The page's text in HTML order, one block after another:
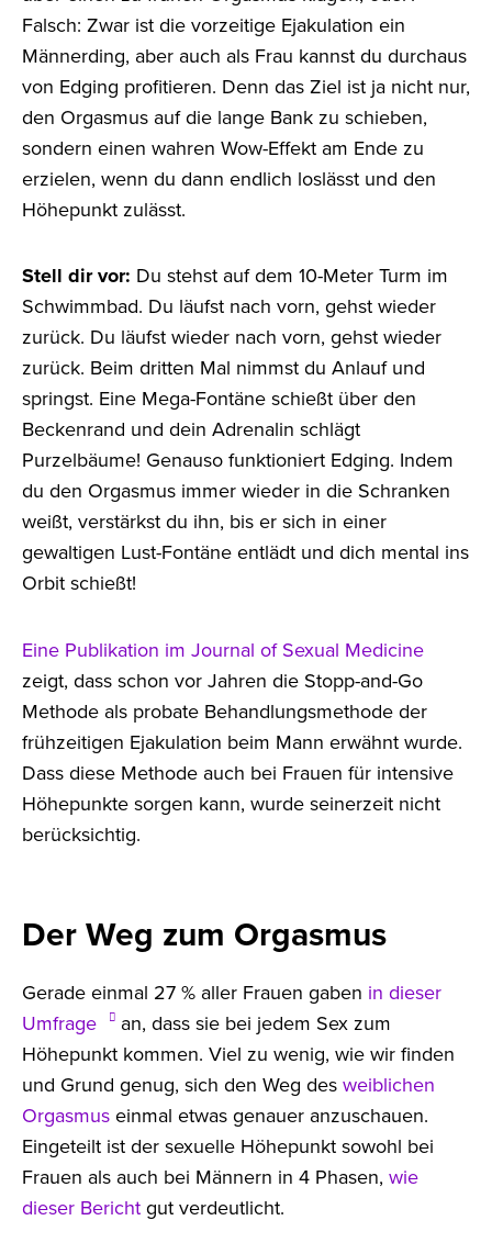
Falsch: Zwar ist die vorzeitige Ejakulation ein
Männerding, aber auch als Frau kannst du durchaus
von Edging profitieren. Denn das Ziel ist ja nicht nur,
den Orgasmus auf die lange Bank zu schieben,
sondern einen wahren Wow-Effekt am Ende zu
erzielen, wenn du dann endlich loslässt und den
Höhepunkt zulässt.
Stell dir vor: Du stehst auf dem 10-Meter Turm im
Schwimmbad. Du läufst nach vorn, gehst wieder
zurück. Du läufst wieder nach vorn, gehst wieder
zurück. Beim dritten Mal nimmst du Anlauf und
springst. Eine Mega-Fontäne schießt über den
Beckenrand und dein Adrenalin schlägt
Purzelbäume! Genauso funktioniert Edging. Indem
du den Orgasmus immer wieder in die Schranken
weißt, verstärkst du ihn, bis er sich in einer
gewaltigen Lust-Fontäne entlädt und dich mental ins
Orbit schießt!
Eine Publikation im Journal of Sexual Medicine
zeigt, dass schon vor Jahren die Stopp-and-Go
Methode als probate Behandlungsmethode der
frühzeitigen Ejakulation beim Mann erwähnt wurde.
Dass diese Methode auch bei Frauen für intensive
Höhepunkte sorgen kann, wurde seinerzeit nicht
berücksichtig.
Der Weg zum Orgasmus
Gerade einmal 27 % aller Frauen gaben in dieser
Umfrage
an, dass sie bei jedem Sex zum
Höhepunkt kommen. Viel zu wenig, wie wir finden
und Grund genug, sich den Weg des weiblichen
Orgasmus einmal etwas genauer anzuschauen.
Eingeteilt ist der sexuelle Höhepunkt sowohl bei
Frauen als auch bei Männern in 4 Phasen, wie
dieser Bericht gut verdeutlicht.